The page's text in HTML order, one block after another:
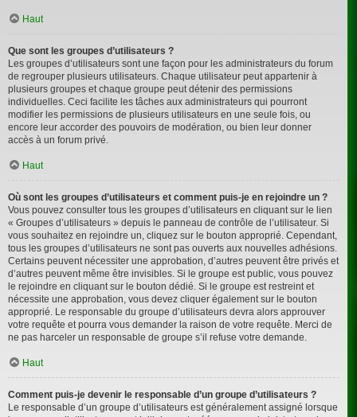
Haut
Que sont les groupes d’utilisateurs ?
Les groupes d’utilisateurs sont une façon pour les administrateurs du forum
de regrouper plusieurs utilisateurs. Chaque utilisateur peut appartenir à
plusieurs groupes et chaque groupe peut détenir des permissions
individuelles. Ceci facilite les tâches aux administrateurs qui pourront
modifier les permissions de plusieurs utilisateurs en une seule fois, ou
encore leur accorder des pouvoirs de modération, ou bien leur donner
accès à un forum privé.
Haut
Où sont les groupes d’utilisateurs et comment puis-je en rejoindre un ?
Vous pouvez consulter tous les groupes d’utilisateurs en cliquant sur le lien
« Groupes d’utilisateurs » depuis le panneau de contrôle de l’utilisateur. Si
vous souhaitez en rejoindre un, cliquez sur le bouton approprié. Cependant,
tous les groupes d’utilisateurs ne sont pas ouverts aux nouvelles adhésions.
Certains peuvent nécessiter une approbation, d’autres peuvent être privés et
d’autres peuvent même être invisibles. Si le groupe est public, vous pouvez
le rejoindre en cliquant sur le bouton dédié. Si le groupe est restreint et
nécessite une approbation, vous devez cliquer également sur le bouton
approprié. Le responsable du groupe d’utilisateurs devra alors approuver
votre requête et pourra vous demander la raison de votre requête. Merci de
ne pas harceler un responsable de groupe s’il refuse votre demande.
Haut
Comment puis-je devenir le responsable d’un groupe d’utilisateurs ?
Le responsable d’un groupe d’utilisateurs est généralement assigné lorsque